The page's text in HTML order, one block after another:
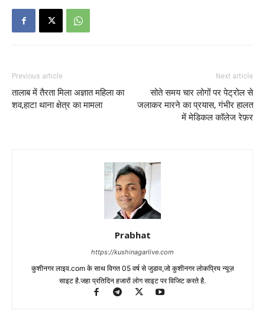
Previous article
तालाब में तैरता मिला अज्ञात महिला का
शव,हाटा थाना क्षेत्र का मामला
Next article
सोते समय चार लोगों पर पेट्रोल से
जलाकर मारने का प्रयास, गंभीर हालत
में मेडिकल कॉलेज रेफ़र
Prabhat
https://kushinagarlive.com
कुशीनगर लाइव.com के साथ विगत 05 वर्ष से जुडाव,जो कुशीनगर लोकप्रिय न्यूज़
साइट है.जहा प्रतिदिन हजारों लोग साइट पर विजिट करते है.